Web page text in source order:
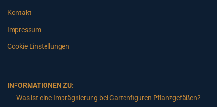
Kontakt
Impressum
Cookie Einstellungen
INFORMATIONEN ZU:
Was ist eine Imprägnierung bei Gartenfiguren Pflanzgefäßen?